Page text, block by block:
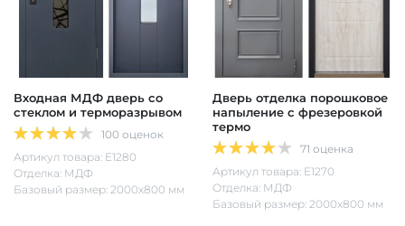
Входная МДФ дверь со
стеклом и терморазрывом
100 оценок
Артикул товара: Е1280
Отделка: МДФ
Базовый размер: 2000х800 мм
Дверь отделка порошковое
напыление с фрезеровкой
термо
71 оценка
Артикул товара: Е1270
Отделка: МДФ
Базовый размер: 2000х800 мм